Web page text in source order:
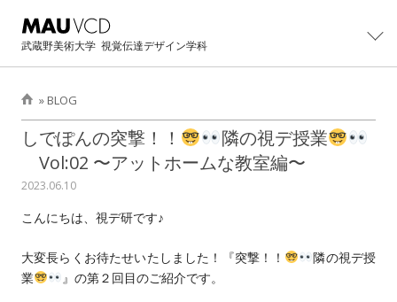
武蔵野美術大学 視覚伝達デザイン学科
学科紹介
学科概要
卒業生の活躍
制作・研究
設備・工房
大学院
カリキュラム
イベント
卒業・修了制作展
進路
» BLOG
しでぽんの突撃！！
隣の視デ授業
Vol:02 〜アットホームな教室編〜
2023.06.10
こんにちは、視デ研です♪
大変長らくお待たせいたしました！『突撃！！
隣の視デ授
業
』の第２回目のご紹介です。